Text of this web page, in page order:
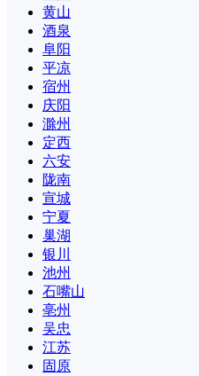
黄山
酒泉
阜阳
平凉
宿州
庆阳
滁州
定西
六安
陇南
宣城
宁夏
巢湖
银川
池州
石嘴山
亳州
吴忠
江苏
固原